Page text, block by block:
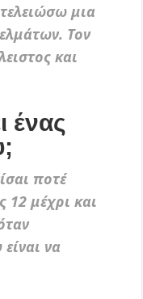
μια
Τον
και
ένας
ποτέ
12 μέχρι και
να